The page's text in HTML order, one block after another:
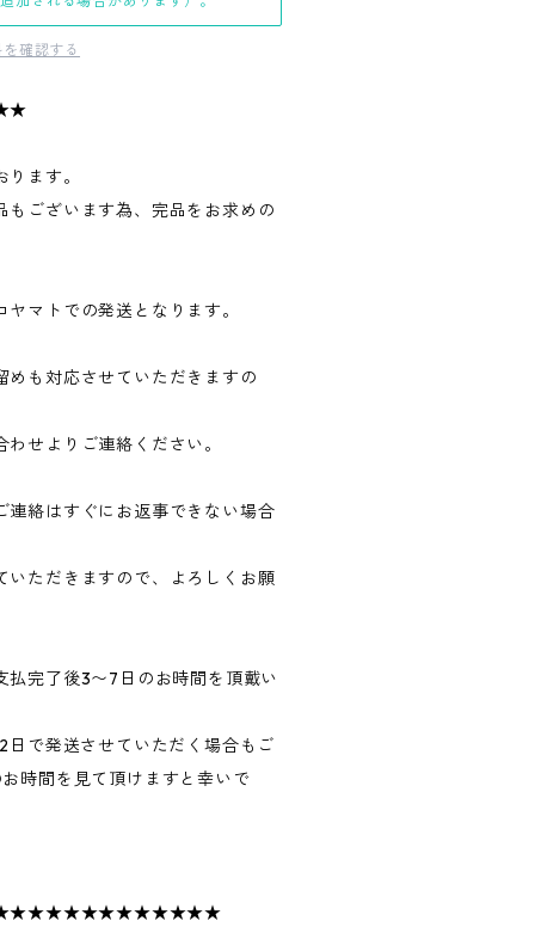
確認する
ます。
ございます為、完品をお求めの
マトでの発送となります。
めも対応させていただきますの
せよりご連絡ください。
連絡はすぐにお返事できない場合
いただきますので、よろしくお願
払完了後3〜7日のお時間を頂戴い
日で発送させていただく場合もご
時間を見て頂けますと幸いで